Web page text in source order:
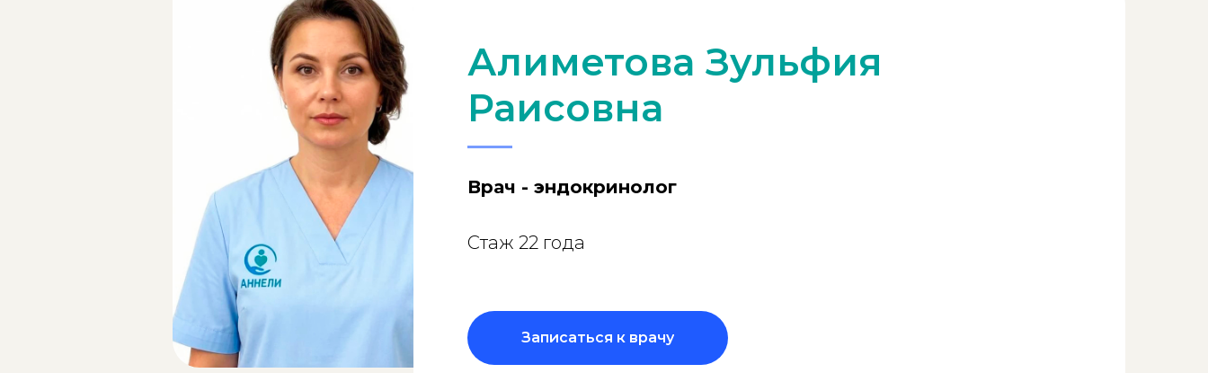
Алиметова Зульфия
Раисовна
Врач - эндокринолог
Стаж 22 года
Записаться к врачу